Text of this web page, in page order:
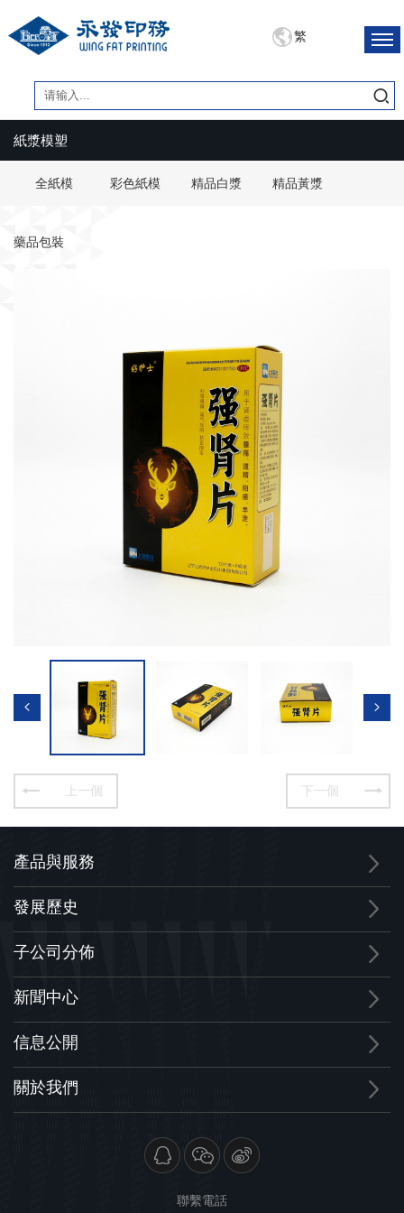
繁
紙漿模塑
全紙模 彩色紙模 精品白漿 精品黃漿
藥品包裝
上一個 下一個
產品與服務
發展歷史
子公司分佈
新聞中心
信息公開
關於我們
聯繫電話